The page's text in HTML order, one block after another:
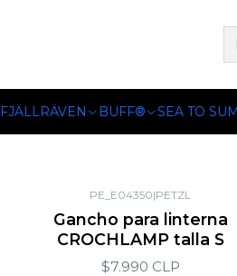
FJÄLLRÄVEN BUFF® SEA TO
PE_E04350|PETZL
Gancho para linterna
CROCHLAMP talla S
$7.990 CLP